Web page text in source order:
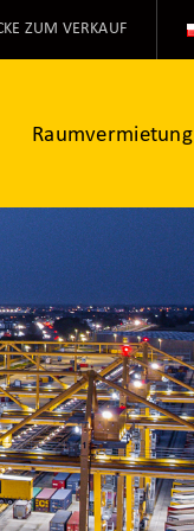
ZUM VERKAUF
Raumvermietung